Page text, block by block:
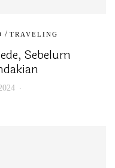
/ TRAVELING
Sebelum